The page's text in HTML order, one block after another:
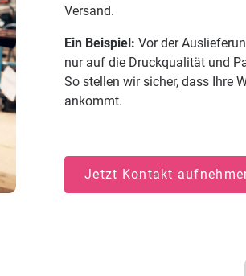
Versand.
Ein Beispiel: Vor der
nur auf die Druckqualität und
So stellen wir sicher, dass Ihre
ankommt.
Jetzt Kontakt